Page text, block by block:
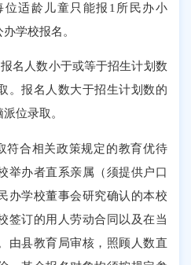
适龄儿童只能报 1 所民办小
学校报名。
报名人数小于或等于招生计划数
。报名人数大于招生计划数的
位录取。
符合相关政策规定的教育优待
举办者直系亲属（须提供户口
办学校董事会研究确认的本校
签订的用人劳动合同以及在当
由县教育局审核，照顾人数直